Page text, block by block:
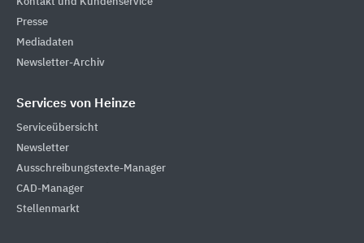
Kontakt und Kundenservice
Presse
Mediadaten
Newsletter-Archiv
Services von Heinze
Serviceübersicht
Newsletter
Ausschreibungstexte-Manager
CAD-Manager
Stellenmarkt